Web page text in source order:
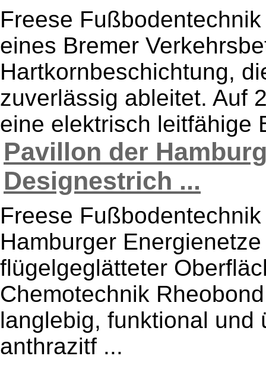
Freese
eines Bremer
Hartkornbeschichtung,
zuverlässig ableitet. Auf
eine elektrisch leitfähige
Pavillon der
Designestrich ...
Freese
Hamburger
flügelgeglätteter
Chemotechnik
langlebig, funktional und
anthrazitf ...